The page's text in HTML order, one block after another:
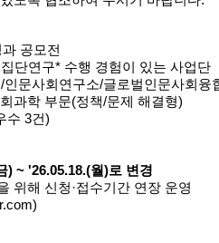
공모전
단연구* 수행 경험이 있는 사업단
문사회연구소/글로벌인문사회융
과학 부문(정책/문제 해결형)
수 3건)
) ~ '26.05.18.(월)로 변경
위해 신청·접수기간 연장 운영